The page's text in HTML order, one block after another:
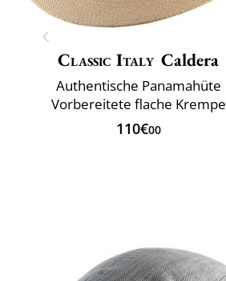
Classic Italy Caldera
Authentische Panamahüte
Vorbereitete flache Krempe
110€00